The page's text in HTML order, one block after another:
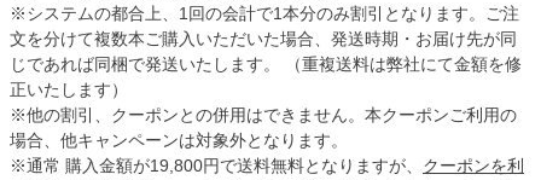
※システムの都合上、1回の会計で1本分のみ割引となります。ご注
文を分けて複数本ご購入いただいた場合、発送時期・お届け先が同
じであれば同梱で発送いたします。 （重複送料は弊社にて金額を修
正いたします）
※他の割引、クーポンとの併用はできません。本クーポンご利用の
場合、他キャンペーンは対象外となります。
※通常 購入金額が19,800円で送料無料となりますが、 クーポンを利